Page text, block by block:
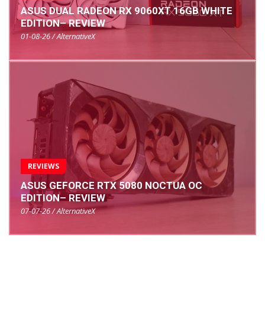
ASUS DUAL RADEON RX 9060XT 16GB WHITE
EDITION– REVIEW
01-08-26 / AlternativeX
REVIEWS
ASUS GEFORCE RTX 5080 NOCTUA OC
EDITION– REVIEW
07-07-26 / AlternativeX